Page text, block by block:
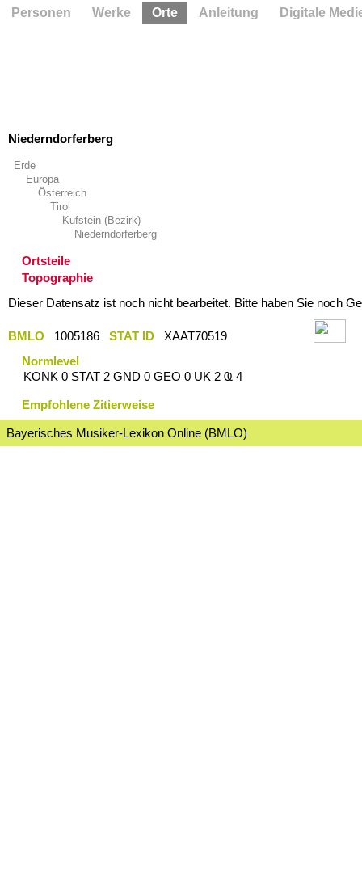
Niederndorferberg
Erde
Europa
Österreich
Tirol
Kufstein (Bezirk)
Niederndorferberg
Ortsteile
Topographie
Dieser Datensatz ist noch nicht bearbeitet. Bitte haben Sie noch
BMLO 1005186 STAT ID
XAAT70519
Normlevel
KONK 0 STAT 2 GND 0 GEO 0 UK 2 Ҩ 4
Empfohlene Zitierweise
Bayerisches Musiker-Lexikon Online (BMLO)
Personen Werke Orte Anleitung Digitale